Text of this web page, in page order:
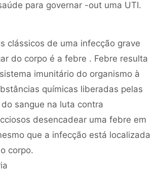
para governar -out uma UTI.
clássicos de uma infecção grave
do corpo é a febre . Febre resulta
imunitário do organismo à
químicas liberadas pelas
sangue na luta contra
desencadear uma febre em
que a infecção está localizada
corpo.